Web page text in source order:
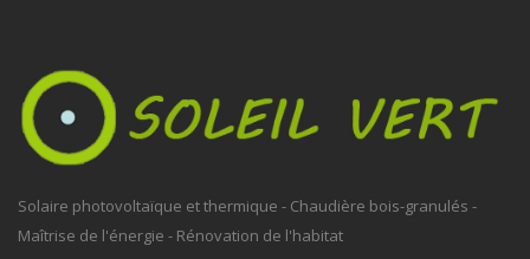
Solaire photovoltaïque et thermique - Chaudière bois-granulés -
Maîtrise de l'énergie - Rénovation de l'habitat